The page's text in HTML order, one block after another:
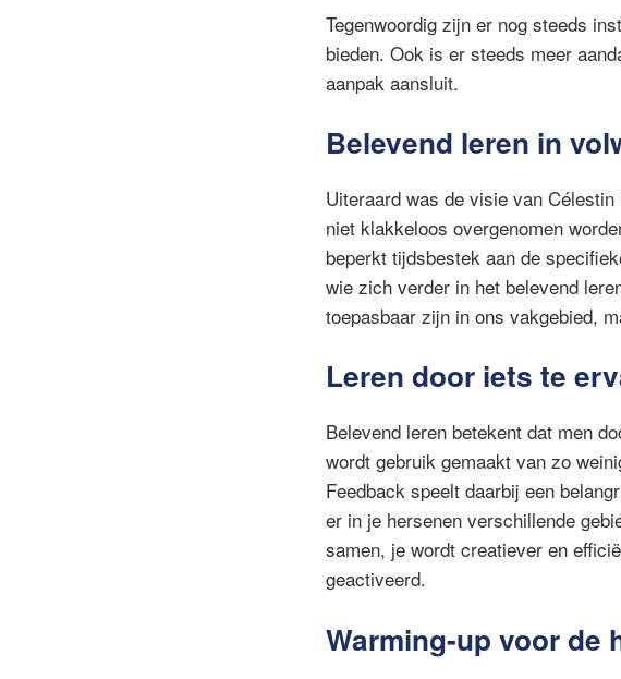
Tegenwoordig zijn er nog steeds
bieden. Ook is er steeds meer
aanpak aansluit.
Belevend leren in
Uiteraard was de visie van
niet klakkeloos overgenomen
beperkt tijdsbestek aan de
wie zich verder in het belevend
toepasbaar zijn in ons vakgebied,
Leren door iets te
Belevend leren betekent dat men
wordt gebruik gemaakt van zo
Feedback speelt daarbij een
er in je hersenen verschillende
samen, je wordt creatiever en
geactiveerd.
Warming-up voor de